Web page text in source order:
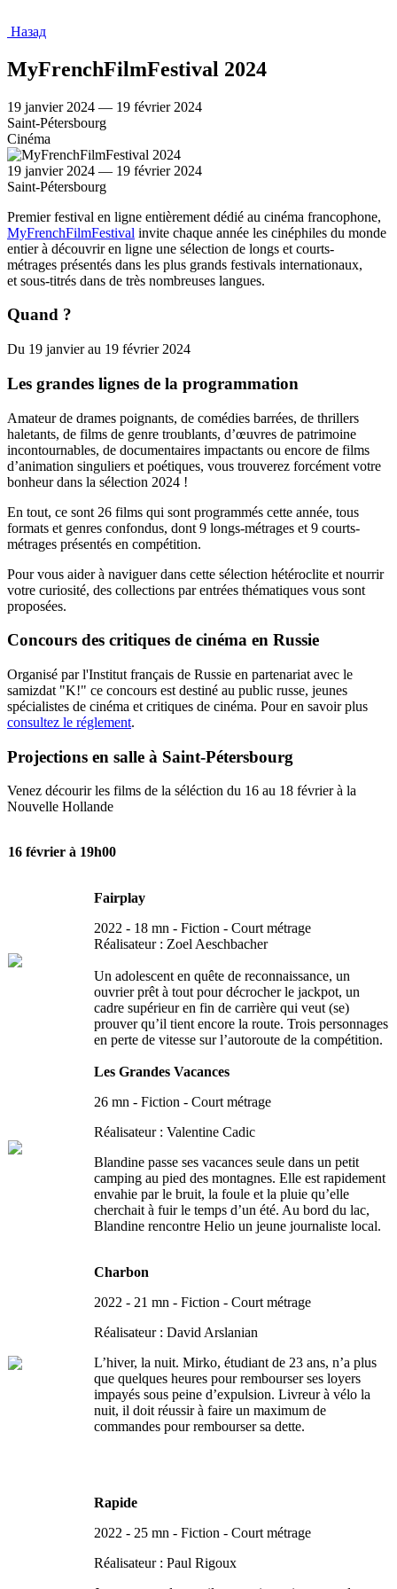
Назад
MyFrenchFilmFestival 2024
19 janvier 2024 — 19 février 2024
Saint-Pétersbourg
Cinéma
19 janvier 2024 — 19 février 2024
Saint-Pétersbourg
Premier festival en ligne entièrement dédié au cinéma francophone,
MyFrenchFilmFestival invite chaque année les cinéphiles du monde
entier à découvrir en ligne une sélection de longs et courts-
métrages présentés dans les plus grands festivals internationaux,
et sous-titrés dans de très nombreuses langues.
Quand ?
Du 19 janvier au 19 février 2024
Les grandes lignes de la programmation
Amateur de drames poignants, de comédies barrées, de thrillers
haletants, de films de genre troublants, d’œuvres de patrimoine
incontournables, de documentaires impactants ou encore de films
d’animation singuliers et poétiques, vous trouverez forcément votre
bonheur dans la sélection 2024 !
En tout, ce sont 26 films qui sont programmés cette année, tous
formats et genres confondus, dont 9 longs-métrages et 9 courts-
métrages présentés en compétition.
Pour vous aider à naviguer dans cette sélection hétéroclite et nourrir
votre curiosité, des collections par entrées thématiques vous sont
proposées.
Concours des critiques de cinéma en Russie
Organisé par l'Institut français de Russie en partenariat avec le
samizdat "K!" ce concours est destiné au public russe, jeunes
spécialistes de cinéma et critiques de cinéma. Pour en savoir plus
consultez le réglement.
Projections en salle à Saint-Pétersbourg
Venez décourir les films de la séléction du 16 au 18 février à la
Nouvelle Hollande
16 février à 19h00
Fairplay
2022 - 18 mn - Fiction - Court métrage
Réalisateur : Zoel Aeschbacher
Un adolescent en quête de reconnaissance, un
ouvrier prêt à tout pour décrocher le jackpot, un
cadre supérieur en fin de carrière qui veut (se)
prouver qu’il tient encore la route. Trois personnages
en perte de vitesse sur l’autoroute de la compétition.
Les Grandes Vacances
26 mn - Fiction - Court métrage
Réalisateur : Valentine Cadic
Blandine passe ses vacances seule dans un petit
camping au pied des montagnes. Elle est rapidement
envahie par le bruit, la foule et la pluie qu’elle
cherchait à fuir le temps d’un été. Au bord du lac,
Blandine rencontre Helio un jeune journaliste local.
Charbon
2022 - 21 mn - Fiction - Court métrage
Réalisateur : David Arslanian
L’hiver, la nuit. Mirko, étudiant de 23 ans, n’a plus
que quelques heures pour rembourser ses loyers
impayés sous peine d’expulsion. Livreur à vélo la
nuit, il doit réussir à faire un maximum de
commandes pour rembourser sa dette.
Rapide
2022 - 25 mn - Fiction - Court métrage
Réalisateur : Paul Rigoux